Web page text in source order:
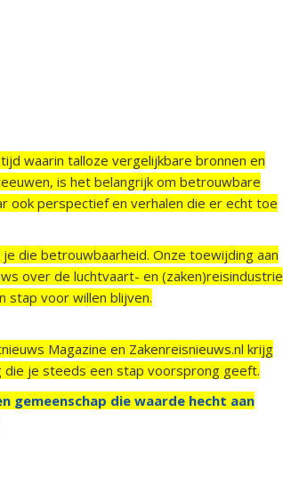
waarin talloze vergelijkbare bronnen en
is het belangrijk om betrouwbare
ook perspectief en verhalen die er echt toe
die betrouwbaarheid. Onze toewijding aan
over de luchtvaart- en (zaken)reisindustrie
stap voor willen blijven.
Magazine en Zakenreisnieuws.nl krijg
je steeds een stap voorsprong geeft.
gemeenschap die waarde hecht aan